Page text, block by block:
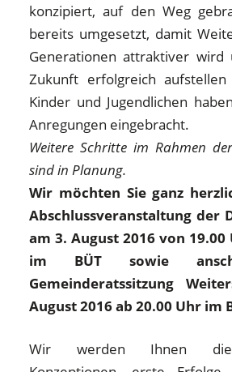
konzipiert, auf den Weg
bereits umgesetzt, damit
Generationen attraktiver
Zukunft erfolgreich
Kinder und Jugendlichen
Anregungen eingebracht.
Weitere Schritte im Rahmen
sind in Planung.
Wir möchten Sie ganz
Abschlussveranstaltung der
am 3. August 2016 von 19.00
im BÜT sowie
Gemeinderatssitzung
August 2016 ab 20.00 Uhr im
Wir werden Ihnen die